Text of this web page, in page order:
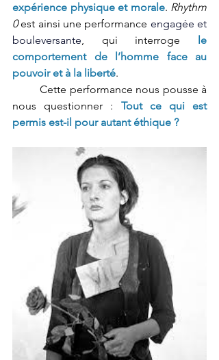
expérience physique et morale. Rhythm
0 est ainsi une performance engagée et
bouleversante, qui interroge
le
comportement de l’homme face au
pouvoir et à la liberté
	Cette performance nous pousse à
nous questionner : Tout ce qui est
permis est-il pour autant éthique ?